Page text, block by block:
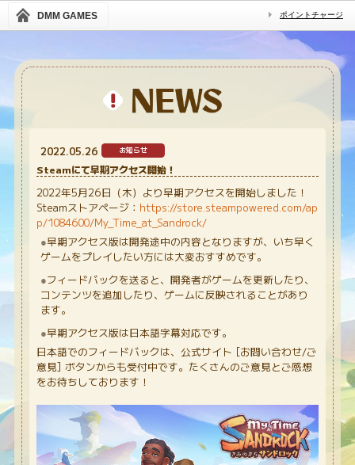
DMM GAMES ポイントチャージ
2022.05.26 お知らせ
Steamにて早期アクセス開始！
2022年5月26日（木）より早期アクセスを開始しました！
Steamストアページ： https://store.steampowered.com/ap
p/1084600/My_Time_at_Sandrock/
早期アクセス版は開発途中の内容となりますが、いち早く
ゲームをプレイしたい方には大変おすすめです。
フィードバックを送ると、開発者がゲームを更新したり、
コンテンツを追加したり、ゲームに反映されることがあり
ます。
早期アクセス版は日本語字幕対応です。
日本語でのフィードバックは、公式サイト [お問い合わせ/ご
意見] ボタンからも受付中です。たくさんのご意見とご感想
をお待ちしております！